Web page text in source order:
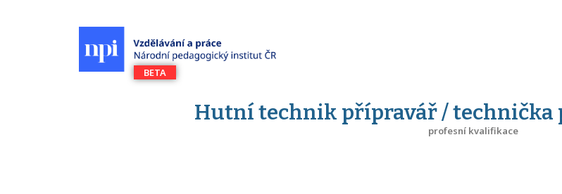
Hutní technik přípravář / technička
profesní kvalifikace